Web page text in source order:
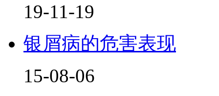
19-11-19
银屑病的危害表现
15-08-06